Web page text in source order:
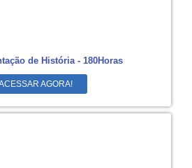
de História - 180Horas
AGORA!